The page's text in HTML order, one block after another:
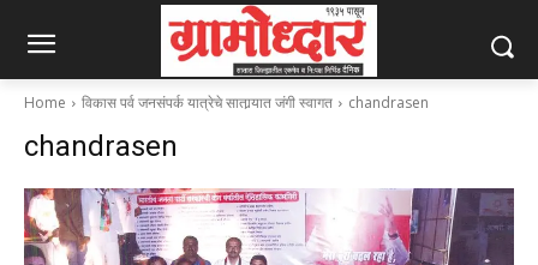
Home विकास पर्व जनसंपर्क यात्रेचे सातार्‍यात जंगी स्वागत chandrasen
chandrasen